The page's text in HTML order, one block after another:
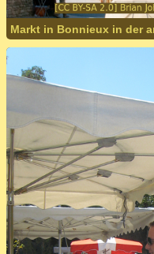
Markt in Bonnieux in der